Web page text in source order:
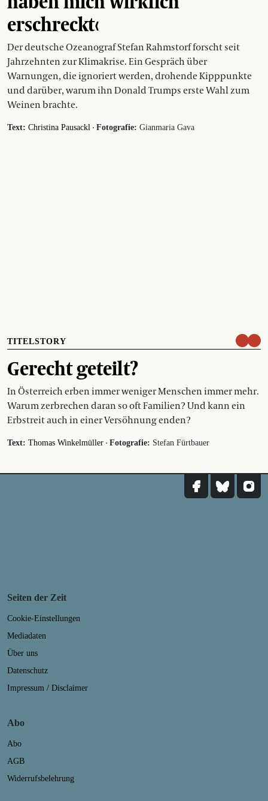
erschreckt‹
Der deutsche Ozeanograf Stefan Rahmstorf forscht seit
Jahrzehnten zur Klimakrise. Ein Gespräch über
Warnungen, die ignoriert werden, drohende Kipppunkte
und darüber, warum ihn Donald Trumps erste Wahl zum
Weinen brachte.
Text: Christina Pausackl · Fotografie: Gianmaria Gava
TITELSTORY
Gerecht geteilt?
In Österreich erben immer weniger Menschen immer mehr.
Warum zerbrechen daran so oft Familien? Und kann ein
Erbstreit auch in einer Versöhnung enden?
Text: Thomas Winkelmüller · Fotografie: Stefan Fürtbauer
Seiten der Zeit
Cookie-Einstellungen
Mediadaten
Über uns
Datenschutz
Impressum / Disclaimer
Abo
Abo
AGB
Widerrufsbelehrung